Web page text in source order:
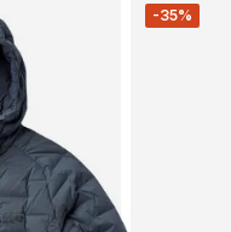
-35%